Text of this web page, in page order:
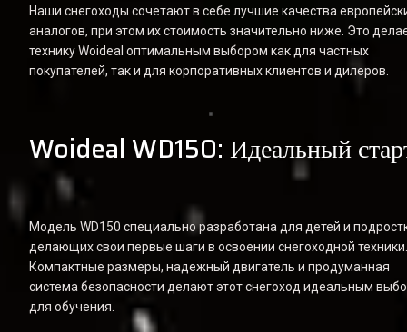
Наши снегоходы сочетают в себе лучшие качества
аналогов, при этом их стоимость значительно ниже. Это
технику Woideal оптимальным выбором как для частных
покупателей, так и для корпоративных клиентов и дилеров.
Woideal WD150: Идеальный
Модель WD150 специально разработана для детей и
делающих свои первые шаги в освоении снегоходной техники.
Компактные размеры, надежный двигатель и продуманная
система безопасности делают этот снегоход идеальным
для обучения.